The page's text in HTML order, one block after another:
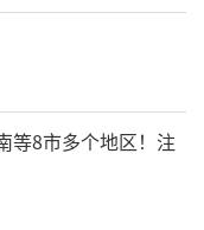
等8市多个地区！注